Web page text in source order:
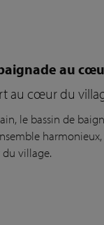
au
au cœur du
le bassin de
village.